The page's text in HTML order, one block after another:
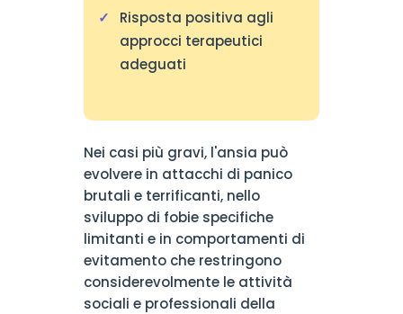
Risposta positiva agli
approcci terapeutici
adeguati
Nei casi più gravi, l'ansia può
evolvere in attacchi di panico
brutali e terrificanti, nello
sviluppo di fobie specifiche
limitanti e in comportamenti di
evitamento che restringono
considerevolmente le attività
sociali e professionali della